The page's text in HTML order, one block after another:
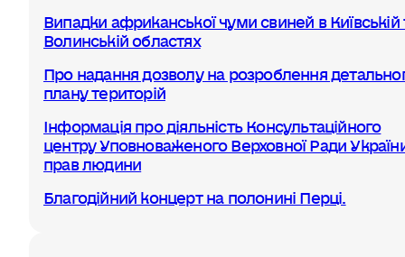
Випадки африканської чуми свиней в Київській
Волинській областях
Про надання дозволу на розроблення
плану територій
Інформація про діяльність Консультаційного
центру Уповноваженого Верховної Ради
прав людини
Благодійний концерт на полонині Перці.